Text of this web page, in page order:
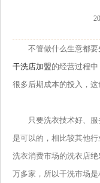
不管做什么生意都要
干洗店加盟的经营过程中
很多后期成本的投入，这
只要洗衣技术好、服
是可以的，相比较其他
洗衣消费市场的洗衣店
万多家，所以干洗市场